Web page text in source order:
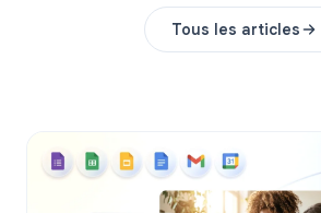
Tous les articles